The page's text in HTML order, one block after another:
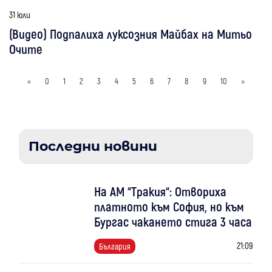
31 юли
(Видео) Подпалиха луксозния Майбах на Митьо
Очите
« 0 1 2 3 4 5 6 7 8 9 10 »
Последни новини
На АМ “Тракия“: Отвориха
платното към София, но към
Бургас чакането стига 3 часа
България 21:09